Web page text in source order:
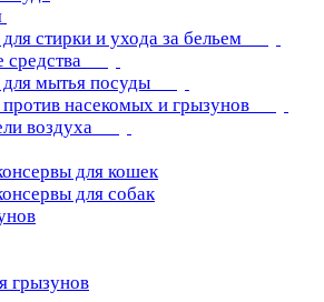
стирки и ухода за бельем
для мытья посуды
насекомых и грызунов
воздуха
для кошек
для собак
грызунов